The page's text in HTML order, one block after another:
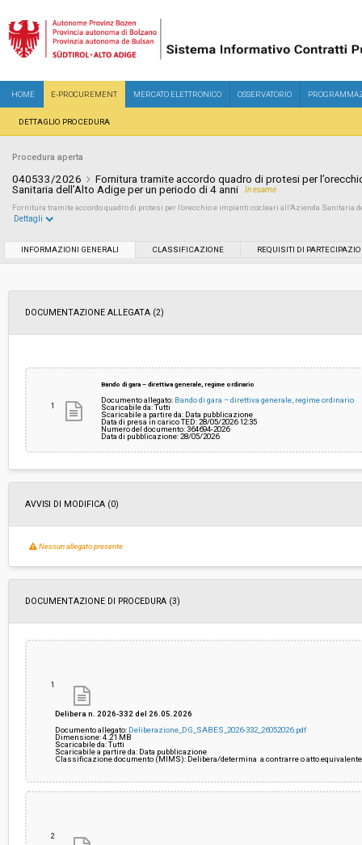
HOME E-PROCUREMENT MERCATO ELETTRONICO OSSERVATORIO
DETTAGLIO PROCEDURA
Procedura aperta
040533/2026
Fornitura tramite accordo quadro di protesi per
Sanitaria dell’Alto Adige per un periodo di 4 anni
In esame
Fornitura tramite accordo quadro di protesi per l’orecchio e impianti cocleari all’Azienda Sanitaria
Servizi sociali:
Valore stimato della procedura: € 4.972.500,00
Responsabile unico di progetto:
Dettagli
INFORMAZIONI GENERALI CLASSIFICAZIONE REQUISITI DI
DOCUMENTAZIONE ALLEGATA (2)
1
Bando di gara – direttiva generale, regime ordinario
Documento allegato: Bando di gara – direttiva generale, regime ordinario
Scaricabile da: Tutti
Scaricabile a partire da: Data pubblicazione
Data di presa in carico TED: 28/05/2026 12:35
Numero del documento: 364694-2026
Data di pubblicazione: 28/05/2026
AVVISI DI MODIFICA (0)
Nessun allegato presente
DOCUMENTAZIONE DI PROCEDURA (3)
1
Delibera n. 2026-332 del 26.05.2026
Documento allegato: Deliberazione_DG_SABES_2026-332_26052026.pdf
Dimensione: 4.21 MB
Scaricabile da: Tutti
Scaricabile a partire da: Data pubblicazione
Classificazione documento (MIMS): Delibera/determina a contrarre o atto equivalente
2